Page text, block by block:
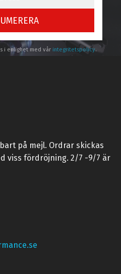
i enlighet med vår integritetspolicy.
på mejl. Ordrar skickas
viss fördröjning. 2/7 -9/7 är